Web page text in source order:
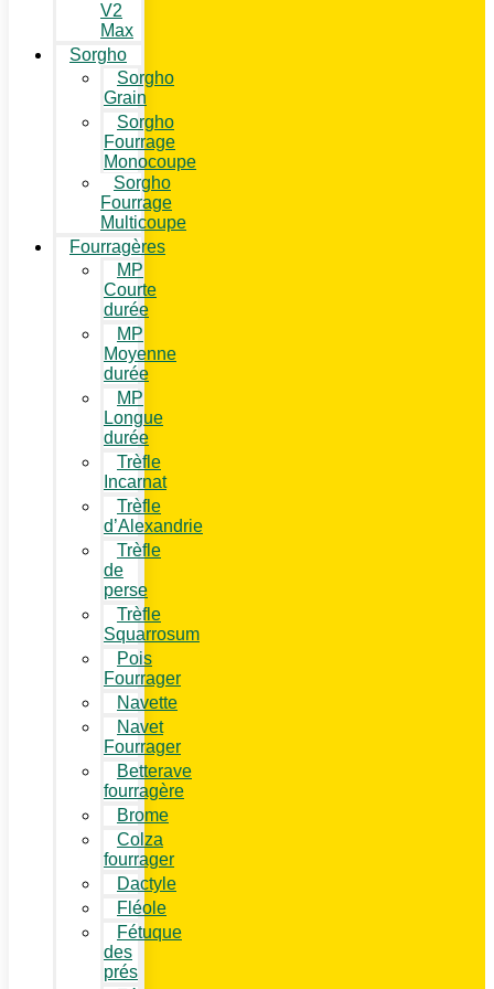
V2
Max
Sorgho
Sorgho
Grain
Sorgho
Fourrage
Monocoupe
Sorgho
Fourrage
Multicoupe
Fourragères
MP
Courte
durée
MP
Moyenne
durée
MP
Longue
durée
Trèfle
Incarnat
Trèfle
d’Alexandrie
Trèfle
de
perse
Trèfle
Squarrosum
Pois
Fourrager
Navette
Navet
Fourrager
Betterave
fourragère
Brome
Colza
fourrager
Dactyle
Fléole
Fétuque
des
prés